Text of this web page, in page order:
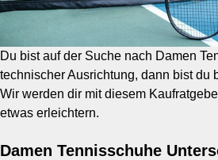
Du bist auf der Suche nach Damen
technischer Ausrichtung, dann bist du
Wir werden dir mit diesem
etwas erleichtern.
Damen Tennisschuhe